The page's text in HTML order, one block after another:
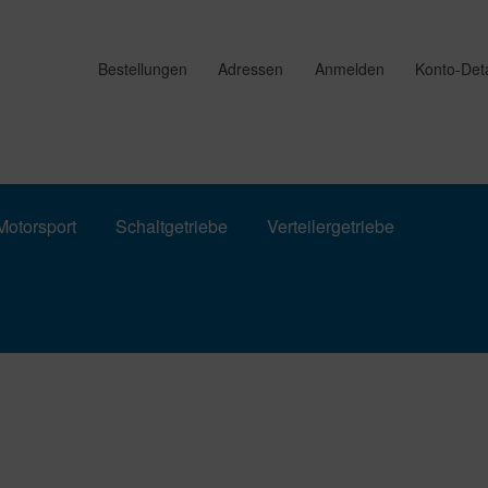
Bestellungen Adressen Anmelden Konto-
Schaltgetriebe Verteilergetriebe